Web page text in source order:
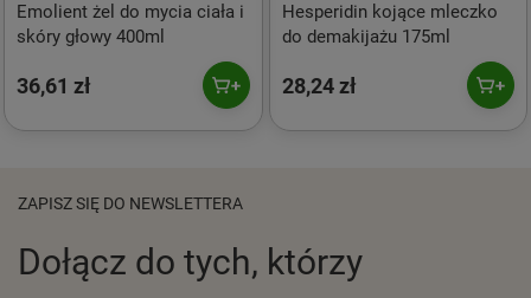
Emolient żel do mycia ciała i
skóry głowy 400ml
36,61 zł
Hesperidin kojące mleczko
do demakijażu 175ml
28,24 zł
ZAPISZ SIĘ DO NEWSLETTERA
Dołącz do tych, którzy